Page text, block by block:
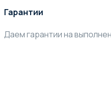
Гарантии
Даем гарантии на